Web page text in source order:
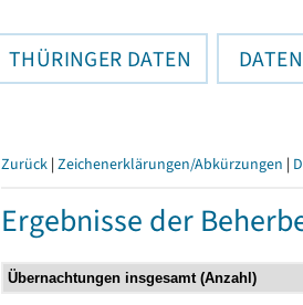
THÜRINGER DATEN
Zurück | Zeichenerklärungen/Abkürzungen |
Ergebnisse der